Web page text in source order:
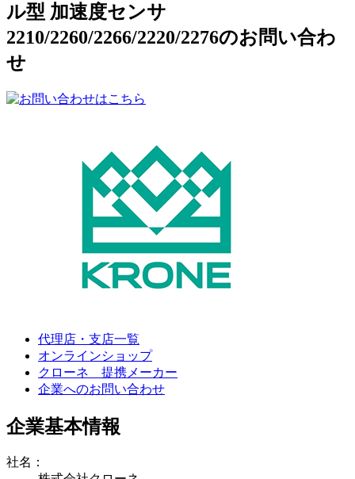
ル型 加速度センサ
2210/2260/2266/2220/2276のお問い合わ
せ
代理店・支店一覧
オンラインショップ
クローネ 提携メーカー
企業へのお問い合わせ
企業基本情報
社名：